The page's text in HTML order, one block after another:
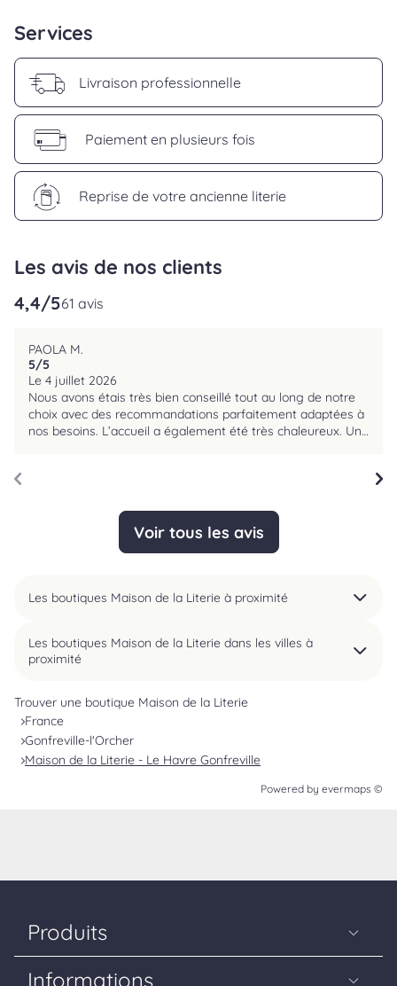
Services
Livraison professionnelle
Paiement en plusieurs fois
Reprise de votre ancienne literie
Les avis de nos clients
4,4/5reviews.srOnlyLabel
61 avis
5/5
Le 4 juillet 2026
Nous avons étais très bien conseillé tout au long de notre
choix avec des recommandations parfaitement adaptées à
nos besoins. L’accueil a également été très chaleureux. Un
PAOLA M.
Voir tous les avis
Les boutiques Maison de la Literie à proximité
Les boutiques Maison de la Literie dans les villes à
proximité
Trouver une boutique Maison de la Literie
France
Gonfreville-l'Orcher
Maison de la Literie - Le Havre Gonfreville
Powered by evermaps ©
Produits
Matelas
Informations